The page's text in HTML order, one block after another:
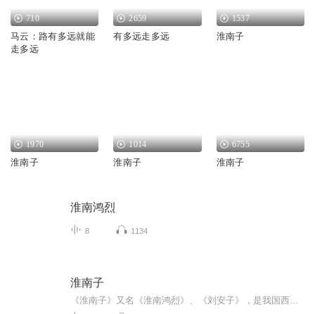
710
马云：路有多远就能
走多远
2659
有多远走多远
1537
淮南子
1970
淮南子
1014
淮南子
6755
淮南子
淮南鸿烈
8 1134
淮南子